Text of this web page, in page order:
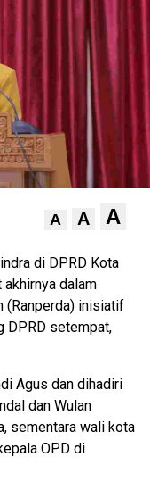
A A A
di DPRD Kota
akhirnya dalam
(Ranperda) inisiatif
DPRD setempat,
Agus dan dihadiri
dan Wulan
sementara wali kota
OPD di